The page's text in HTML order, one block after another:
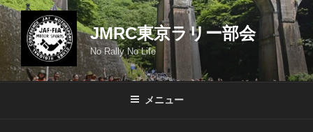
コ
ン
テ
ン
ツ
JMRC東京ラリー部会
No Rally No Life
メニュー